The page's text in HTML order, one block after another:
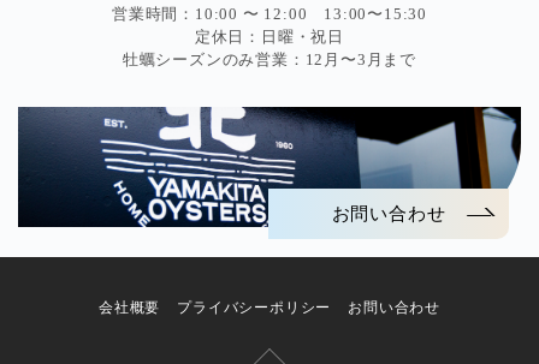
営業時間：10:00 〜 12:00 13:00〜15:30
定休日：日曜・祝日
牡蠣シーズンのみ営業：12月〜3月まで
お問い合わせ
会社概要 プライバシーポリシー お問い合わせ